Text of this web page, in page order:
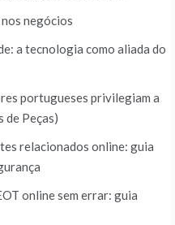
negócios
a tecnologia como aliada do
portugueses privilegiam a
de Peças)
relacionados online: guia
online sem errar: guia